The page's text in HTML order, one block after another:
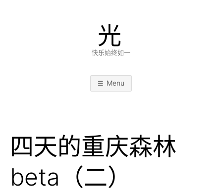
光
快乐始终如一
Menu
四天的重庆森林
beta（二）